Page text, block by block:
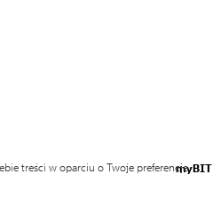
myBIT
treści w oparciu o Twoje preferencje